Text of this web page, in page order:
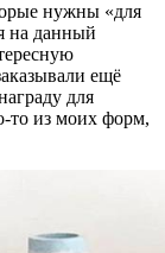
нужны «для
на данный
ещё
для
то из моих форм,